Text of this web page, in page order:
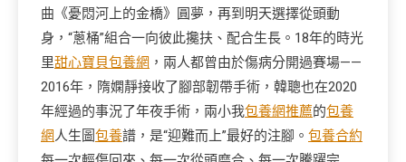
曲《憂悶河上的金橋》圓夢，再到明天選擇從頭動
身，“蔥桶”組合一向彼此攙扶、配合生長。18年的時光
里甜心寶貝包養網 ，兩人都曾由於傷病分開過賽場——
2016年，隋嫻靜接收了腳部韌帶手術，韓聰也在2020
年經過的事況了年夜手術，兩小我包養網推薦的包養
網人生圖包養譜，是“迎難而上”最好的注腳。 包養合約